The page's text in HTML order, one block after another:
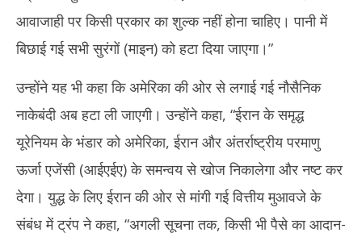
आवाजाही पर किसी प्रकार का शुल्क नहीं होना चाहिए। पानी में
बिछाई गई सभी सुरंगों (माइन) को हटा दिया जाएगा।”
उन्होंने यह भी कहा कि अमेरिका की ओर से लगाई गई नौसैनिक
नाकेबंदी अब हटा ली जाएगी। उन्होंने कहा, “ईरान के समृद्ध
यूरेनियम के भंडार को अमेरिका, ईरान और अंतर्राष्ट्रीय परमाणु
ऊर्जा एजेंसी (आईएईए) के समन्वय से खोज निकालेगा और नष्ट कर
देगा। युद्ध के लिए ईरान की ओर से मांगी गई वित्तीय मुआवजे के
संबंध में ट्रंप ने कहा, “अगली सूचना तक, किसी भी पैसे का आदान-